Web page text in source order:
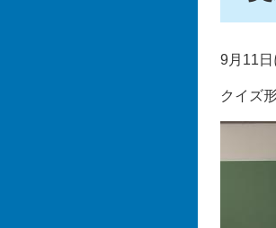
9月11日
クイズ